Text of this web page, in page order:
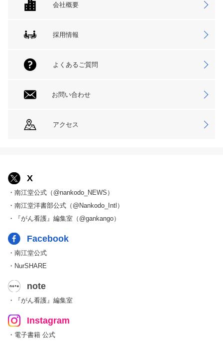
会社概要
採用情報
よくあるご質問
お問い合わせ
アクセス
X
・南江堂公式（@nankodo_NEWS）
・南江堂洋書部公式（@Nankodo_Intl）
・『がん看護』編集室（@gankango）
Facebook
・南江堂公式
・NurSHARE
note
・『がん看護』編集室
Instagram
・電子書籍 公式